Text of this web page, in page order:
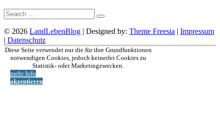
Suche:
© 2026 LandLebenBlog | Designed by: Theme Freesia | Impressum
| Datenschutz
Nach
oben
Diese Seite verwendet nur die für ihre Grundfunktionen
notwendigen Cookies, jedoch keinerlei Cookies zu
Statistik- oder Marketingzwecken.
mehr Info
akzeptieren